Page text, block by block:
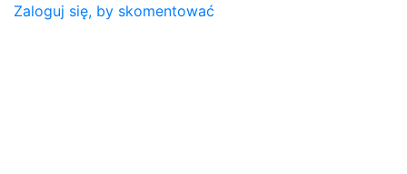
Zaloguj się, by skomentować